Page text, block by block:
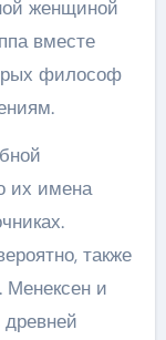
женщиной
вместе
философ
их имена
также
и